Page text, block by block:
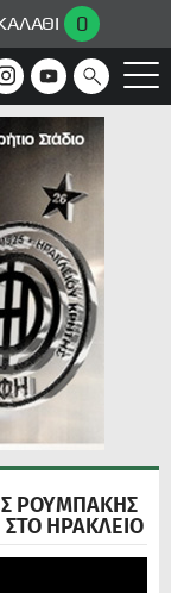
0
ΡΟΥΜΠΑΚΗΣ
ΗΡΑΚΛΕΙΟ